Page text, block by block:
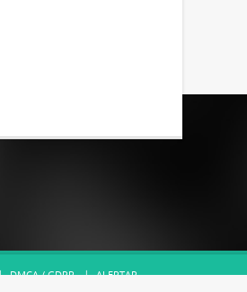
DMCA / GDPR ALERTAR